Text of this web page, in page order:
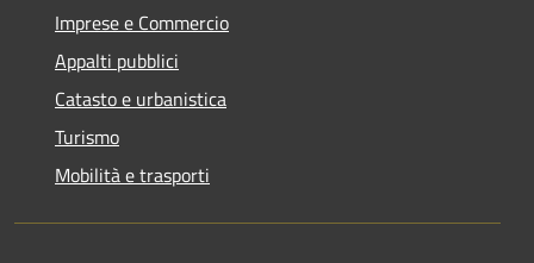
Imprese e Commercio
Appalti pubblici
Catasto e urbanistica
Turismo
Mobilità e trasporti